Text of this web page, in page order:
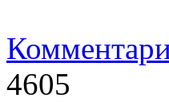
4605